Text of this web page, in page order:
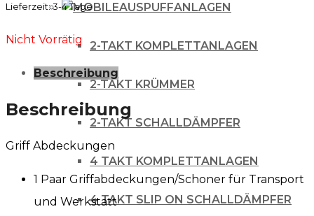
AUSPUFFANLAGEN
2-TAKT KOMPLETTANLAGEN
2-TAKT KRÜMMER
2-TAKT SCHALLDÄMPFER
4 TAKT KOMPLETTANLAGEN
4 TAKT SLIP ON SCHALLDÄMPFER
Lieferzeit:3-4 Tage
Nicht Vorrätig
Beschreibung
Beschreibung
Griff Abdeckungen
1 Paar Griffabdeckungen/Schoner für Transport
und Werkstatt